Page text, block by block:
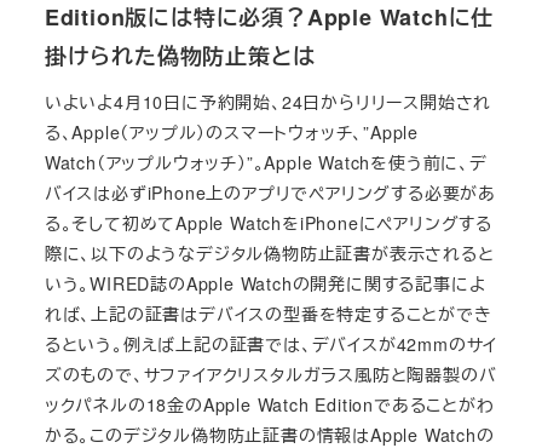
Edition版には特に必須？Apple Watchに仕
掛けられた偽物防止策とは
いよいよ4月10日に予約開始、24日からリリース開始され
る、Apple（アップル）のスマートウォッチ、”Apple
Watch（アップルウォッチ）”。Apple Watchを使う前に、デ
バイスは必ずiPhone上のアプリでペアリングする必要があ
る。そして初めてApple WatchをiPhoneにペアリングする
際に、以下のようなデジタル偽物防止証書が表示されると
いう。WIRED誌のApple Watchの開発に関する記事によ
れば、上記の証書はデバイスの型番を特定することができ
るという。例えば上記の証書では、デバイスが42mmのサイ
ズのもので、サファイアクリスタルガラス風防と陶器製のバ
ックパネルの18金のApple Watch Editionであることがわ
かる。このデジタル偽物防止証書の情報はApple Watchの